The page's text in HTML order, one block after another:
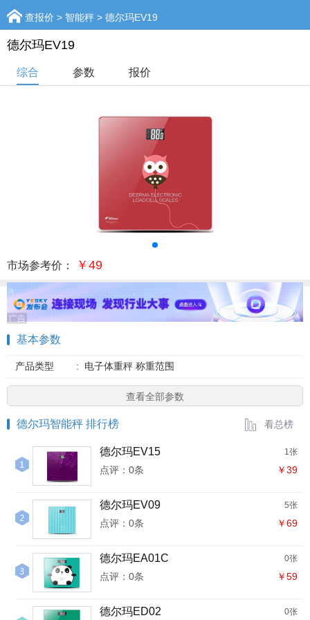
查报价 > 智能秤 > 德尔玛EV19
德尔玛EV19
综合 参数 报价
市场参考价： ￥49
基本参数
产品类型 : 电子体重秤 称重范围
查看全部参数
德尔玛智能秤 排行榜 看总榜
德尔玛EV15 1张
点评：0条 ￥39
德尔玛EV09 5张
点评：0条 ￥69
德尔玛EA01C 0张
点评：0条 ￥59
德尔玛ED02 0张